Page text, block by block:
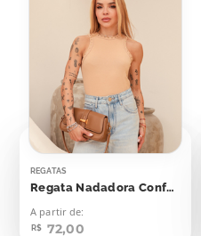
REGATAS
Regata Nadadora Confort Bolinhas Aplicação
A partir de:
R$ 72,00